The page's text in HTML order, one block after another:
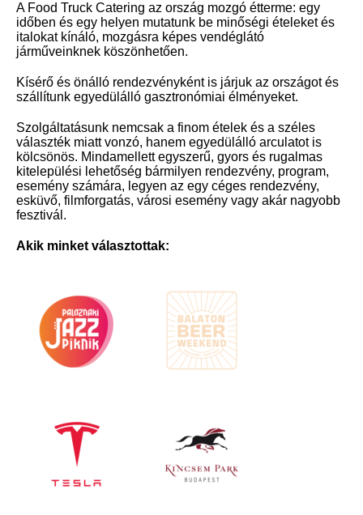
A Food Truck Catering az ország mozgó étterme: egy
időben és egy helyen mutatunk be minőségi ételeket és
italokat kínáló, mozgásra képes vendéglátó
járműveinknek köszönhetően.
Kísérő és önálló rendezvényként is járjuk az országot és
szállítunk egyedülálló gasztronómiai élményeket.
Szolgáltatásunk nemcsak a finom ételek és a széles
választék miatt vonzó, hanem egyedülálló arculatot is
kölcsönös. Mindamellett egyszerű, gyors és rugalmas
kitelepülési lehetőség bármilyen rendezvény, program,
esemény számára, legyen az egy céges rendezvény,
esküvő, filmforgatás, városi esemény vagy akár nagyobb
fesztivál.
Akik minket választottak: